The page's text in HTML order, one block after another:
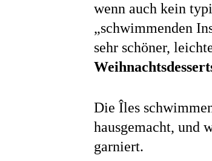
wenn auch kein
„schwimmenden
sehr schöner,
Die Îles
hausgemacht, und
garniert.